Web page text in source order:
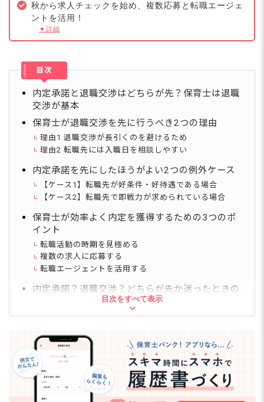
秋から求人チェックを始め、複数応募と転職エージェ
ントを活用！
▼詳細
目次
内定承諾と退職交渉はどちらが先？保育士は退職
交渉が基本
保育士が退職交渉を先に行うべき2つの理由
理由1 退職交渉が長引くのを避けるため
理由2 転職先には入職日を相談しやすい
内定承諾を先にしたほうがよい2つの例外ケース
【ケース1】転職先が好条件・好待遇である場合
【ケース2】転職先で即戦力が求められている場合
保育士が効率よく内定を獲得するための3つのポ
イント
転職活動の時期を見極める
複数の求人に応募する
転職エージェントを活用する
内定承諾？退職交渉？どちらが先か迷ったときの
Q. 保育士の転職では、内定承諾と退職交渉のどちらを
Q. 退職交渉で引き止められたとき、どう対応すればい
い？
Q. 在職中でも転職活動はできる？忙しくて時間が取れ
ない場合は？
Q. 転職サービスに登録したら、今の職場にバレたりし
目次をすべて表示